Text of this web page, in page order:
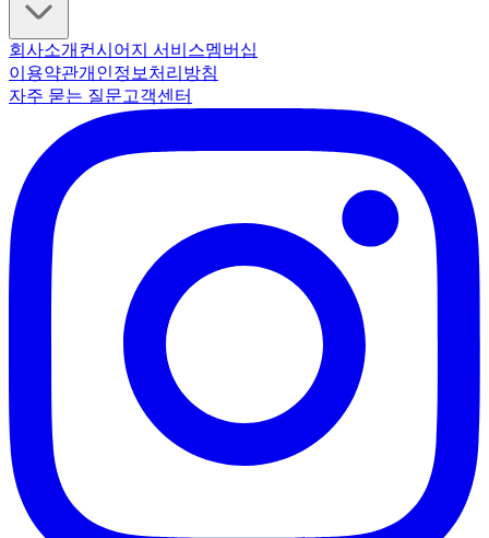
회사소개 컨시어지 서비스멤버십
이용약관개인정보처리방침
자주 묻는 질문고객센터